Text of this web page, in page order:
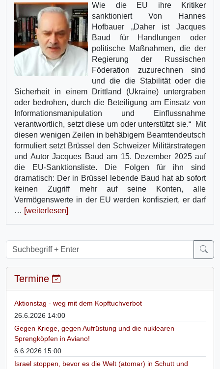
Wie die EU ihre Kritiker
sanktioniert Von Hannes
Hofbauer „Daher ist Jacques
Baud für Handlungen oder
politische Maßnahmen, die der
Regierung der Russischen
Föderation zuzurechnen sind
und die die Stabilität oder die
Sicherheit in einem Drittland (Ukraine) untergraben
oder bedrohen, durch die Beteiligung am Einsatz von
Informationsmanipulation und Einflussnahme
verantwortlich, setzt diese um oder unterstützt sie.“ Mit
diesen wenigen Zeilen in behäbigem Beamtendeutsch
formuliert setzt Brüssel den Schweizer Militärstrategen
und Autor Jacques Baud am 15. Dezember 2025 auf
die EU-Sanktionsliste. Die Folgen für ihn sind
dramatisch: Der in Brüssel lebende Baud hat ab sofort
keinen Zugriff mehr auf seine Konten, alle
Vermögenswerte in der EU werden konfisziert, er darf
… [weiterlesen]
Termine
Aktionstag - weg mit dem Kopftuchverbot
26.6.2026 14:00
Gegen Kriege, gegen Aufrüstung und die nuklearen
Sprengköpfen in Aviano!
6.6.2026 15:00
Israel stoppen, bevor es die Welt (atomar) in Schutt und